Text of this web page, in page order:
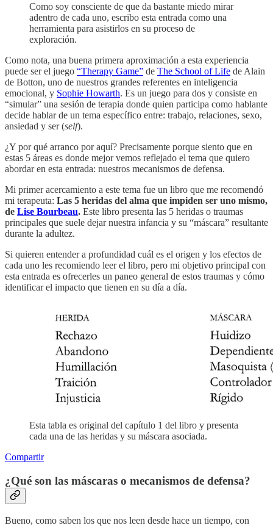
Como soy consciente de que da bastante miedo mirar
adentro de cada uno, escribo esta entrada como una
herramienta para asistirlos en su proceso de
exploración.
Como nota, una buena primera aproximación a esta experiencia
puede ser el juego “Therapy Game” de The School of Life de Alain
de Botton, uno de nuestros grandes referentes en inteligencia
emocional, y Sophie Howarth. Es un juego para dos y consiste en
“simular” una sesión de terapia donde quien participa como hablante
decide hablar de un tema específico entre: trabajo, relaciones, sexo,
ansiedad y ser (self).
¿Y por qué arranco por aquí? Precisamente porque siento que en
estas 5 áreas es donde mejor vemos reflejado el tema que quiero
abordar en esta entrada: nuestros mecanismos de defensa.
Mi primer acercamiento a este tema fue un libro que me recomendó
mi terapeuta: Las 5 heridas del alma que impiden ser uno mismo,
de Lise Bourbeau. Este libro presenta las 5 heridas o traumas
principales que suele dejar nuestra infancia y su “máscara” resultante
durante la adultez.
Si quieren entender a profundidad cuál es el origen y los efectos de
cada uno les recomiendo leer el libro, pero mi objetivo principal con
esta entrada es ofrecerles un paneo general de estos traumas y cómo
identificar el impacto que tienen en su día a día.
Esta tabla es original del capítulo 1 del libro y presenta
cada una de las heridas y su máscara asociada.
Compartir
¿Qué son las máscaras o mecanismos de defensa?
Bueno, como saben los que nos leen desde hace un tiempo, con